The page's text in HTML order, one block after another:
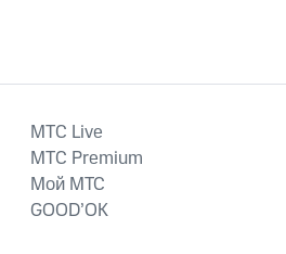
MTС Live
MTС Premium
Мой МТС
GOOD’OK